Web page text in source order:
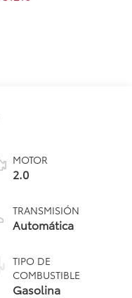
MOTOR
2.0
TRANSMISIÓN
Automática
TIPO DE
COMBUSTIBLE
Gasolina